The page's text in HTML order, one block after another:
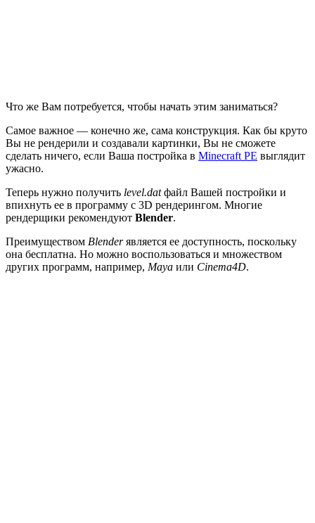
Что же Вам потребуется, чтобы начать этим заниматься?
Самое важное — конечно же, сама конструкция. Как бы круто
Вы не рендерили и создавали картинки, Вы не сможете
сделать ничего, если Ваша постройка в Minecraft PE выглядит
ужасно.
Теперь нужно получить level.datфайл Вашей постройки и
впихнуть ее в программу с 3D рендерингом. Многие
рендерщики рекомендуют Blender.
Преимуществом Blenderявляется ее доступность, поскольку
она бесплатна. Но можно воспользоваться и множеством
других программ, например, Maya или Cinema4D.